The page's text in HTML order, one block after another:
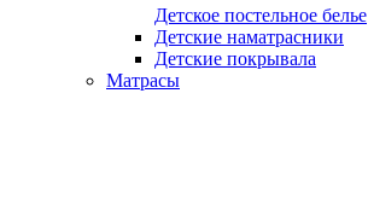
Детское постельное белье
Детские наматрасники
Детские покрывала
Матрасы